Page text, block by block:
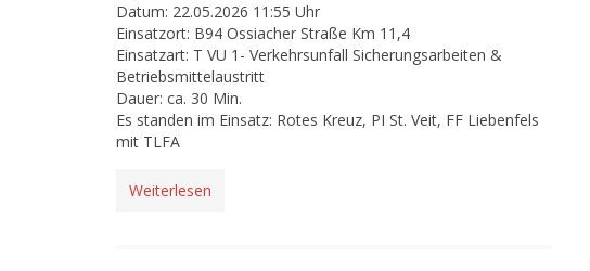
Datum: 22.05.2026 11:55 Uhr
Einsatzort: B94 Ossiacher Straße Km 11,4
Einsatzart: T VU 1- Verkehrsunfall Sicherungsarbeiten &
Betriebsmittelaustritt
Dauer: ca. 30 Min.
Es standen im Einsatz: Rotes Kreuz, PI St. Veit, FF Liebenfels
mit TLFA
Weiterlesen